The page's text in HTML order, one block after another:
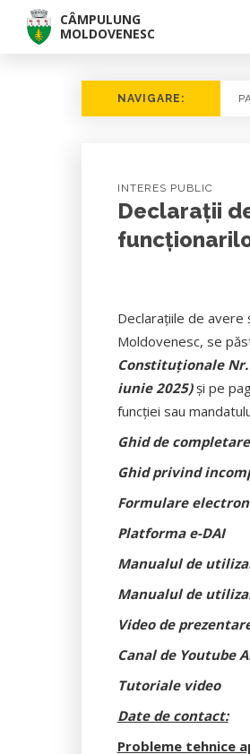
CÂMPULUNG
MOLDOVENESC
NAVIGARE:
INTERES PUBLIC
Declarații
Declarațiile de avere
Moldovenesc, se
Constituționale
iunie 2025)şi pe
funcţiei sau
Ghid de
Ghid privind
Formulare
Platforma e-DAI
Manualul de
Manualul de
Video de
Canal de Youtube
Tutoriale video
Date de contact:
Probleme tehnice